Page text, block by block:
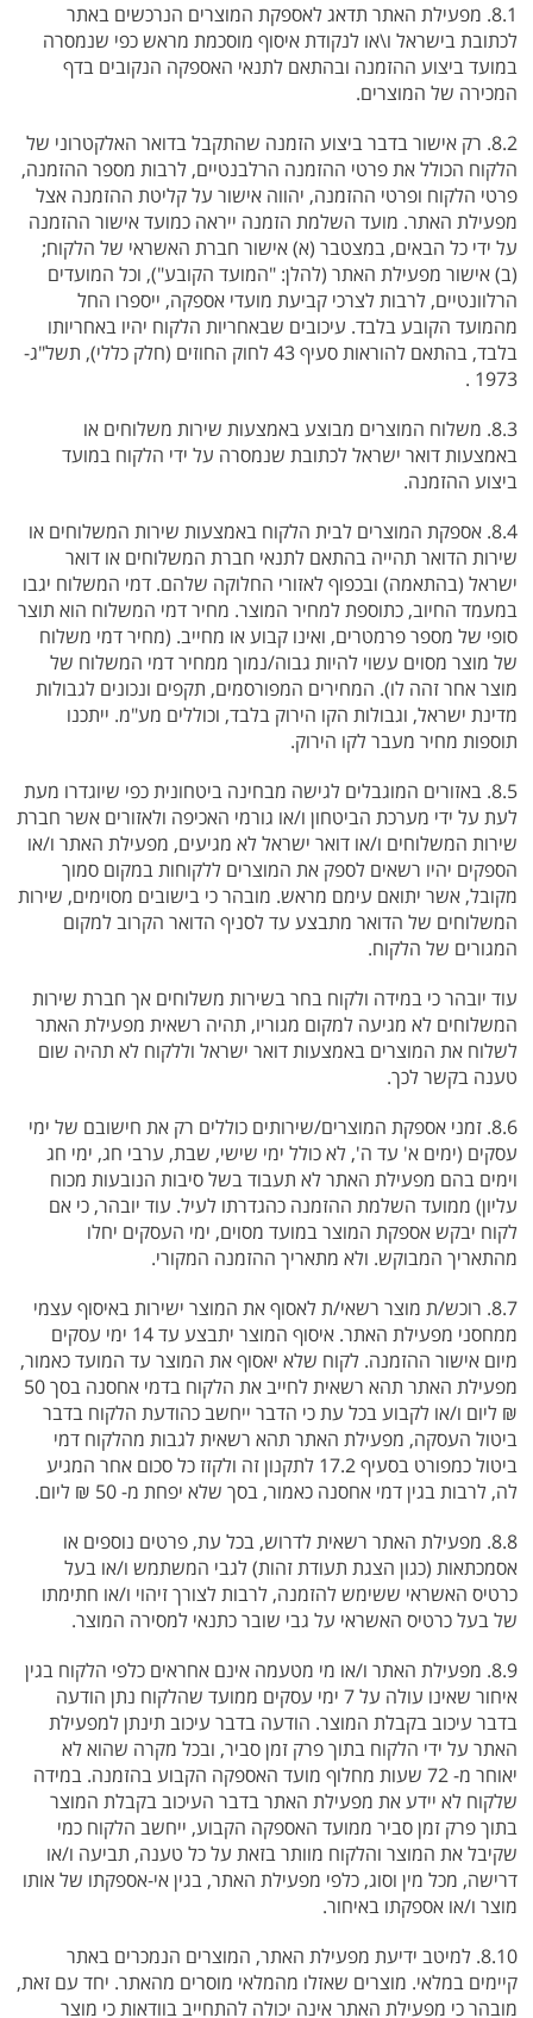
8.1. מפעילת האתר תדאג לאספקת המוצרים הנרכשים באתר
לכתובת בישראל ו\או לנקודת איסוף מוסכמת מראש כפי שנמסרה
במועד ביצוע ההזמנה ובהתאם לתנאי האספקה הנקובים בדף
המכירה של המוצרים.
8.2. רק אישור בדבר ביצוע הזמנה שהתקבל בדואר האלקטרוני של
הלקוח הכולל את פרטי ההזמנה הרלבנטיים, לרבות מספר ההזמנה,
פרטי הלקוח ופרטי ההזמנה, יהווה אישור על קליטת ההזמנה אצל
מפעילת האתר. מועד השלמת הזמנה ייראה כמועד אישור ההזמנה
על ידי כל הבאים, במצטבר (א) אישור חברת האשראי של הלקוח;
(ב) אישור מפעילת האתר (להלן: "המועד הקובע"), וכל המועדים
הרלוונטיים, לרבות לצרכי קביעת מועדי אספקה, ייספרו החל
מהמועד הקובע בלבד. עיכובים שבאחריות הלקוח יהיו באחריותו
בלבד, בהתאם להוראות סעיף 43 לחוק החוזים (חלק כללי), תשל"ג-
1973 .
8.3. משלוח המוצרים מבוצע באמצעות שירות משלוחים או
באמצעות דואר ישראל לכתובת שנמסרה על ידי הלקוח במועד
ביצוע ההזמנה.
8.4. אספקת המוצרים לבית הלקוח באמצעות שירות המשלוחים או
שירות הדואר תהייה בהתאם לתנאי חברת המשלוחים או דואר
ישראל (בהתאמה) ובכפוף לאזורי החלוקה שלהם. דמי המשלוח יגבו
במעמד החיוב, כתוספת למחיר המוצר. מחיר דמי המשלוח הוא תוצר
סופי של מספר פרמטרים, ואינו קבוע או מחייב. (מחיר דמי משלוח
של מוצר מסוים עשוי להיות גבוה/נמוך ממחיר דמי המשלוח של
מוצר אחר זהה לו). המחירים המפורסמים, תקפים ונכונים לגבולות
מדינת ישראל, וגבולות הקו הירוק בלבד, וכוללים מע"מ. ייתכנו
תוספות מחיר מעבר לקו הירוק.
8.5. באזורים המוגבלים לגישה מבחינה ביטחונית כפי שיוגדרו מעת
לעת על ידי מערכת הביטחון ו/או גורמי האכיפה ולאזורים אשר חברת
שירות המשלוחים ו/או דואר ישראל לא מגיעים, מפעילת האתר ו/או
הספקים יהיו רשאים לספק את המוצרים ללקוחות במקום סמוך
מקובל, אשר יתואם עימם מראש. מובהר כי בישובים מסוימים, שירות
המשלוחים של הדואר מתבצע עד לסניף הדואר הקרוב למקום
המגורים של הלקוח.
עוד יובהר כי במידה ולקוח בחר בשירות משלוחים אך חברת שירות
המשלוחים לא מגיעה למקום מגוריו, תהיה רשאית מפעילת האתר
לשלוח את המוצרים באמצעות דואר ישראל וללקוח לא תהיה שום
טענה בקשר לכך.
8.6. זמני אספקת המוצרים/שירותים כוללים רק את חישובם של ימי
עסקים (ימים א' עד ה', לא כולל ימי שישי, שבת, ערבי חג, ימי חג
וימים בהם מפעילת האתר לא תעבוד בשל סיבות הנובעות מכוח
עליון) ממועד השלמת ההזמנה כהגדרתו לעיל. עוד יובהר, כי אם
לקוח יבקש אספקת המוצר במועד מסוים, ימי העסקים יחלו
מהתאריך המבוקש. ולא מתאריך ההזמנה המקורי.
8.7. רוכש/ת מוצר רשאי/ת לאסוף את המוצר ישירות באיסוף עצמי
ממחסני מפעילת האתר. איסוף המוצר יתבצע עד 14 ימי עסקים
מיום אישור ההזמנה. לקוח שלא יאסוף את המוצר עד המועד כאמור,
מפעילת האתר תהא רשאית לחייב את הלקוח בדמי אחסנה בסך 50
₪ ליום ו/או לקבוע בכל עת כי הדבר ייחשב כהודעת הלקוח בדבר
ביטול העסקה, מפעילת האתר תהא רשאית לגבות מהלקוח דמי
ביטול כמפורט בסעיף 17.2 לתקנון זה ולקזז כל סכום אחר המגיע
לה, לרבות בגין דמי אחסנה כאמור, בסך שלא יפחת מ- 50 ₪ ליום.
8.8. מפעילת האתר רשאית לדרוש, בכל עת, פרטים נוספים או
אסמכתאות (כגון הצגת תעודת זהות) לגבי המשתמש ו/או בעל
כרטיס האשראי ששימש להזמנה, לרבות לצורך זיהוי ו/או חתימתו
של בעל כרטיס האשראי על גבי שובר כתנאי למסירה המוצר.
8.9. מפעילת האתר ו/או מי מטעמה אינם אחראים כלפי הלקוח בגין
איחור שאינו עולה על 7 ימי עסקים ממועד שהלקוח נתן הודעה
בדבר עיכוב בקבלת המוצר. הודעה בדבר עיכוב תינתן למפעילת
האתר על ידי הלקוח בתוך פרק זמן סביר, ובכל מקרה שהוא לא
יאוחר מ- 72 שעות מחלוף מועד האספקה הקבוע בהזמנה. במידה
שלקוח לא יידע את מפעילת האתר בדבר העיכוב בקבלת המוצר
בתוך פרק זמן סביר ממועד האספקה הקבוע, ייחשב הלקוח כמי
שקיבל את המוצר והלקוח מוותר בזאת על כל טענה, תביעה ו/או
דרישה, מכל מין וסוג, כלפי מפעילת האתר, בגין אי-אספקתו של אותו
מוצר ו/או אספקתו באיחור.
8.10. למיטב ידיעת מפעילת האתר, המוצרים הנמכרים באתר
קיימים במלאי. מוצרים שאזלו מהמלאי מוסרים מהאתר. יחד עם זאת,
מובהר כי מפעילת האתר אינה יכולה להתחייב בוודאות כי מוצר